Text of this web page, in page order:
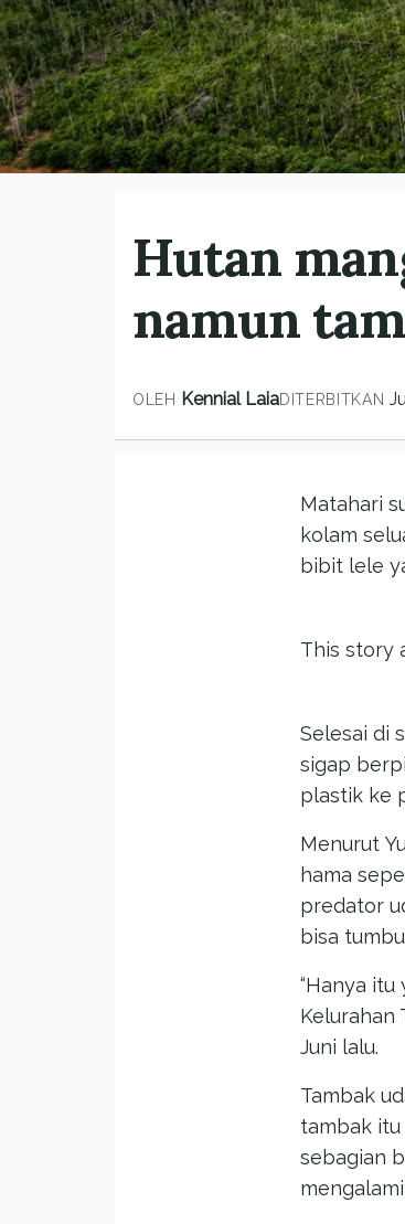
Hutan
namun
OLEH Kennial LaiaDITERBITKAN
Matahari
kolam
bibit lele
This story
Selesai di
sigap
plastik ke
Menurut
hama
predator
bisa
“Hanya
Kelurahan
Juni lalu.
Tambak
tambak itu
sebagian